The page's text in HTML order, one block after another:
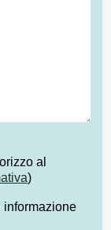
al
)
informazione